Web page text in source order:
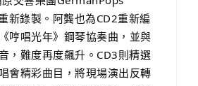
新錄製。阿龔也為CD2重新編
哼唱光年》鋼琴協奏曲，並與
，難度再度飆升。CD3則精選
會精彩曲目，將現場演出反轉